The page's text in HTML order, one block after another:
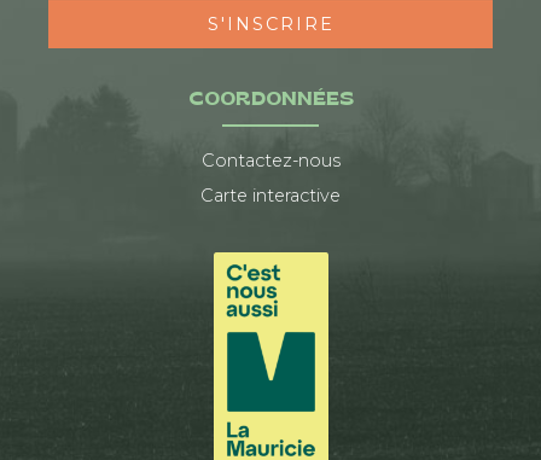
COORDONNÉES
Contactez-nous
Carte interactive
S'INSCRIRE